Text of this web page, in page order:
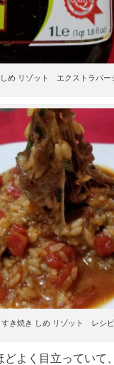
め リゾット エクストラバー
すき焼き しめ リゾット レシピ
どよく目立っていて